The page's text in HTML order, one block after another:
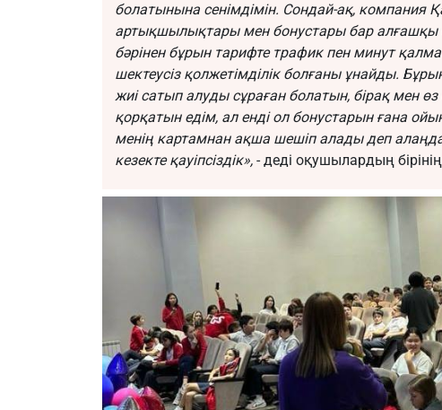
болатынына сенімдімін. Сондай-ақ, компания
артықшылықтары мен бонустары бар алғашқы
бәрінен бұрын тарифте трафик пен минут
шектеусіз қолжетімділік болғаны ұнайды.
жиі сатып алуды сұраған болатын, бірақ мен
қорқатын едім, ал енді ол бонустарын ғана
менің картамнан ақша шешіп алады деп
кезекте қауіпсіздік», - деді оқушылардың